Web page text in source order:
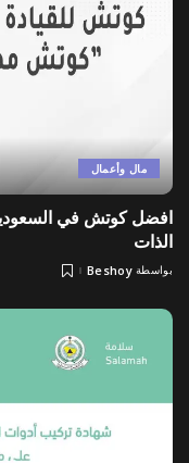
مال وأعمال
افضل كوتش في
الذات
Posted
بواسطة Beshoy